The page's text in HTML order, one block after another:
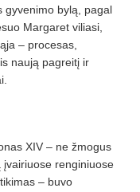
gyvenimo bylą, pagal
Margaret viliasi,
– procesas,
naują pagreitį ir
XIV – ne žmogus
renginiuose
– buvo